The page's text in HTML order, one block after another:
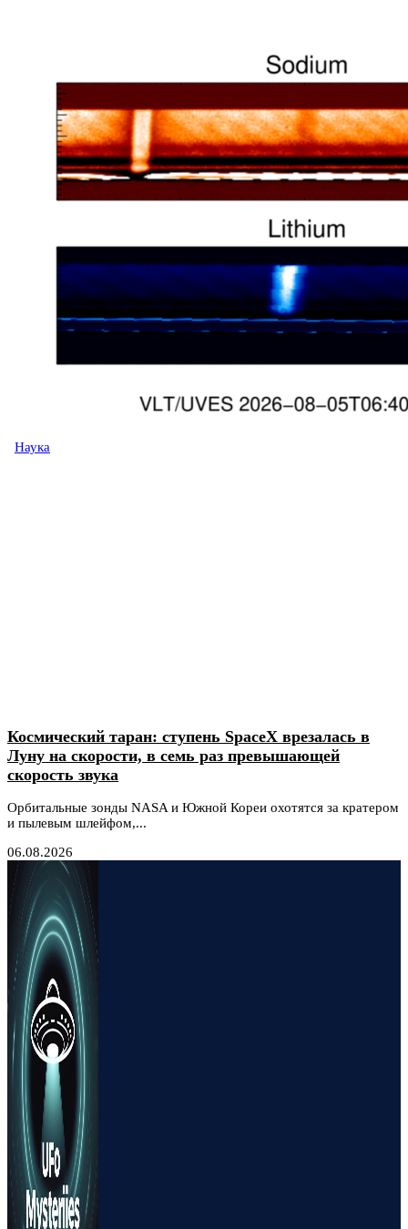
Наука
Космический таран: ступень SpaceX врезалась в
Луну на скорости, в семь раз превышающей
скорость звука
Орбитальные зонды NASA и Южной Кореи охотятся за кратером
и пылевым шлейфом,...
06.08.2026